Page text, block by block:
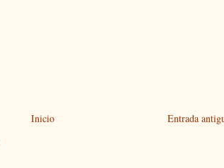
Entrada
Inicio